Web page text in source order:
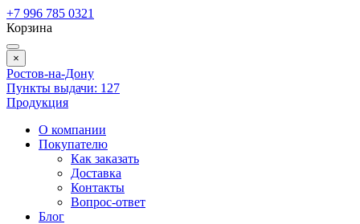
+7 996 785 0321
Корзина
×
Ростов-на-Дону
Пункты выдачи: 127
Продукция
О компании
Покупателю
Как заказать
Доставка
Контакты
Вопрос-ответ
Блог